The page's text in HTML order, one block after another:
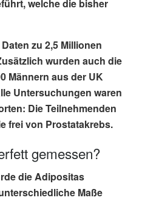
welche die bisher
zu 2,5 Millionen
wurden auch die
Männern aus der UK
Untersuchungen waren
Die Teilnehmenden
frei von Prostatakrebs.
gemessen?
dieAdipositas
Maße